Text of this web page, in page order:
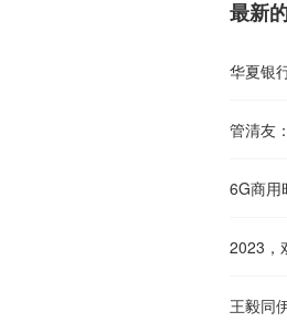
最新
华夏银
管清友
6G商用
2023，
王毅同